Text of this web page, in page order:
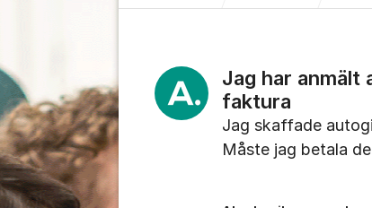
Jag har anmält
faktura
Jag skaffade
Måste jag betala